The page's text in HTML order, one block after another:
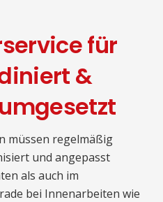
für
&
müssen regelmäßig
und angepasst
als auch im
bei Innenarbeiten wie